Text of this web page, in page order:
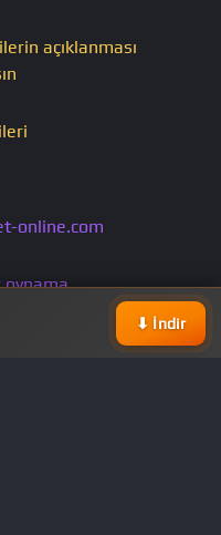
açıklanması
online.com
⬇ İndir